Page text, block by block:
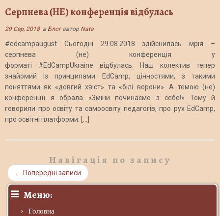
Серпнева (НЕ) конференція відбулась
29 Сер, 2018в Блогавтор Nata
#edcampaugust Сьогодні 29.08.2018 здійснилась мрія –
серпнева (не) конференція у
форматі #EdCampUkraine відбулась. Наш колектив тепер
знайомий із принципами EdCamp, цінностями, з такими
поняттями як «довгий хвіст» та «білі ворони». А темою (не)
конференції я обрала «Зміни починаємо з себе!» Тому й
говорили про освіту та самоосвіту педагогів, про рух EdCamp,
про освітні платформи. […]
Навігація по запису
← Попередні записи
Меню:
Головна